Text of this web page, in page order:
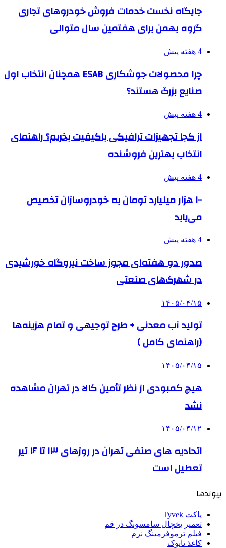
جایگاه نخست خدمات فروش خودروهای تجاری
گروه بهمن برای هفتمین سال متوالی
4 هفته پیش
چرا محصولات جوشکاری ESAB همچنان انتخاب اول
صنایع بزرگ هستند؟
4 هفته پیش
از کجا تجهیزات ترافیکی باکیفیت بخریم؟ راهنمای
انتخاب بهترین فروشنده
4 هفته پیش
۱۰۰ هزار میلیارد تومان به خودروسازان تخصیص
می‌یابد
4 هفته پیش
صدور دو هفته‌ای مجوز ساخت نیروگاه خورشیدی
در شهرک‌های صنعتی
۱۴۰۵/۰۴/۱۵
تولید آب معدنی + طرح توجیهی و تمام هزینه‌ها
(راهنمای کامل )
۱۴۰۵/۰۴/۱۵
هیچ کمبودی از نظر تأمین کالا در تهران مشاهده
نشد
۱۴۰۵/۰۴/۱۲
اتحادیه های صنفی تهران در روزهای ۱۳ تا ۱۶ تیر
تعطیل است
پیوندها
پاکت Tyvek
تعمیر یخچال سامسونگ در قم
فیلم ترموفرمینگ نرم
کاغذ تایوک